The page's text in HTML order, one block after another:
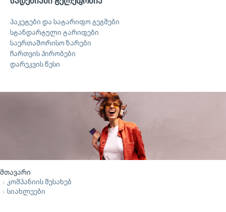
პაკეტები და სატარიფო გეგმები
სტანდარტული ტარიფები
საერთაშორისო ზარები
ჩართვის პირობები
დარეკვის წესი
მთავარი
კომპანიის შესახებ
სიახლეები